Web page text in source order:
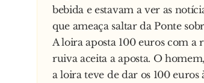
bebida e estavam a ver as
que ameaça saltar da Ponte
A loira aposta 100 euros com a
ruiva aceita a aposta. O
a loira teve de dar os 100 euros